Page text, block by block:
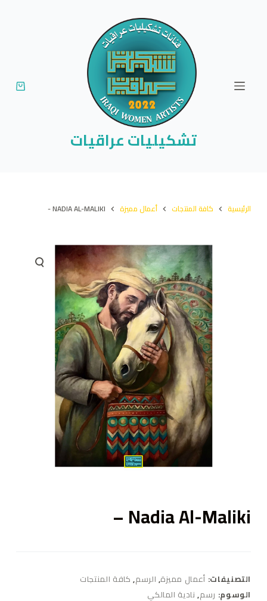
تشكيليات عراقيات
الرئيسية كافة المنتجات أعمال مميزة NADIA AL-MALIKI -
Nadia Al-Maliki –
التصنيفات: أعمال مميزة, الرسم, كافة المنتجات
الوسوم: رسم, نادية المالكي